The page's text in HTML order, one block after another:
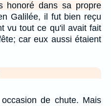
honoré dans sa propre
Galilée, il fut bien reçu
vu tout ce qu'il avait fait
car eux aussi étaient
de chute. Mais